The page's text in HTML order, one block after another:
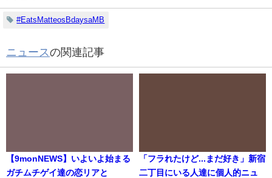
#EatsMatteosBdaysaMB
ニュースの関連記事
【9monNEWS】いよいよ始まる
ガチムチゲイ達の恋リアと
「フラれたけど...まだ好き」新宿
二丁目にいる人達に個人的ニュ